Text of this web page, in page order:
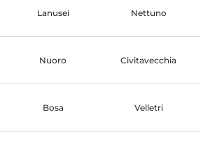
Lanusei Nettuno
Nuoro Civitavecchia
Bosa Velletri